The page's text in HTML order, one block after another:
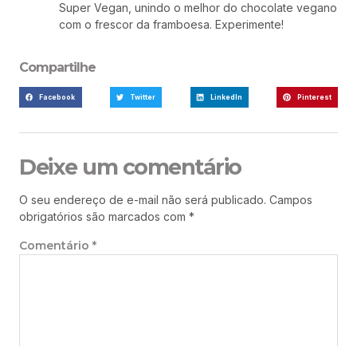
Super Vegan, unindo o melhor do chocolate vegano
com o frescor da framboesa. Experimente!
Compartilhe
Facebook Twitter LinkedIn Pinterest
Deixe um comentário
O seu endereço de e-mail não será publicado. Campos
obrigatórios são marcados com *
Comentário *